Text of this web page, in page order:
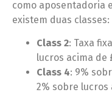
como aposentadoria
existem duas classes:
Class 2: Taxa
lucros acima de
Class 4: 9%
2% sobre lucros